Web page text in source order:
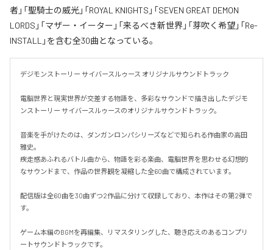
者」「聖騎士の威光」「ROYAL KNIGHTS」「SEVEN GREAT DEMON
LORDS」「マザー・イーター」「来るべき新世界」「芽吹く希望」「Re-
INSTALL」を含む全30曲となっている。
デジモンストーリー サイバースルゥース オリジナルサウンドトラック
電脳世界と現実世界が交差する物語を、多彩なサウンドで描き出したデジモ
ンストーリー サイバースルゥースのオリジナルサウンドトラック。
音楽を手がけたのは、ダンガンロンパシリーズなどで知られる作曲家の高田
雅史。
疾走感あふれるバトル曲から、物語を彩る楽曲、電脳世界を思わせる幻想的
なサウンドまで、作品の世界観を凝縮した全60曲で構成されています。
配信版は全60曲を30曲ずつ2作品に分けて収録しており、本作はその第2弾で
す。
ゲーム本編のBGMを再編集、リマスタリングした、聴き応えのあるコンプリ
ートサウンドトラックです。